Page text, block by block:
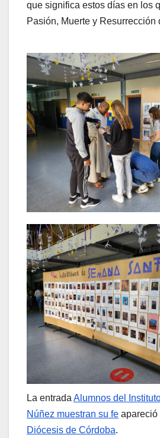
que significa estos días en los
Pasión, Muerte y Resurrección
La entrada Alumnos del
Núñez muestran su fe apareció
Diócesis de Córdoba.